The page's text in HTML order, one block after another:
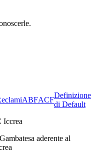
ABFACF
Definizione
di Default
aderente al